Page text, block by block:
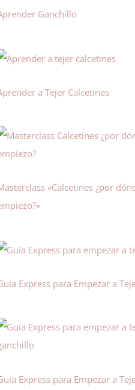
Ganchillo
a Tejer Calcetines
«Calcetines ¿por
Express para Empezar a
Express para Empezar a